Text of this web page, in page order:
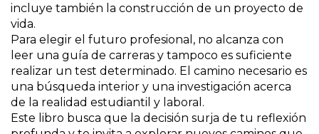
incluye también la construcción de un proyecto de
vida.
Para elegir el futuro profesional, no alcanza con
leer una guía de carreras y tampoco es suficiente
realizar un test determinado. El camino necesario es
una búsqueda interior y una investigación acerca
de la realidad estudiantil y laboral.
Este libro busca que la decisión surja de tu reflexión